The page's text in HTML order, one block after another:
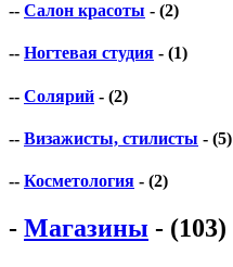
-- Салон красоты - (2)
-- Ногтевая студия - (1)
-- Солярий - (2)
-- Визажисты, стилисты - (5)
-- Косметология - (2)
- Магазины - (103)